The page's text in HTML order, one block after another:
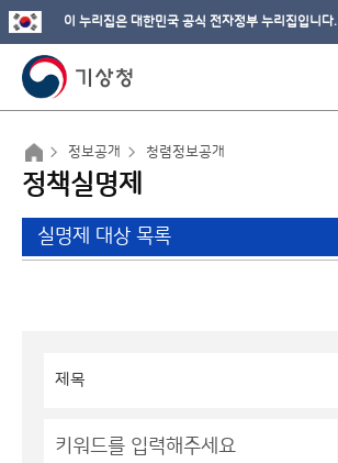
이 누리집은 대한민국 공식 전자정부 누리집입니다.
정보공개 청렴정보공개
정책실명제
실명제 대상 목록